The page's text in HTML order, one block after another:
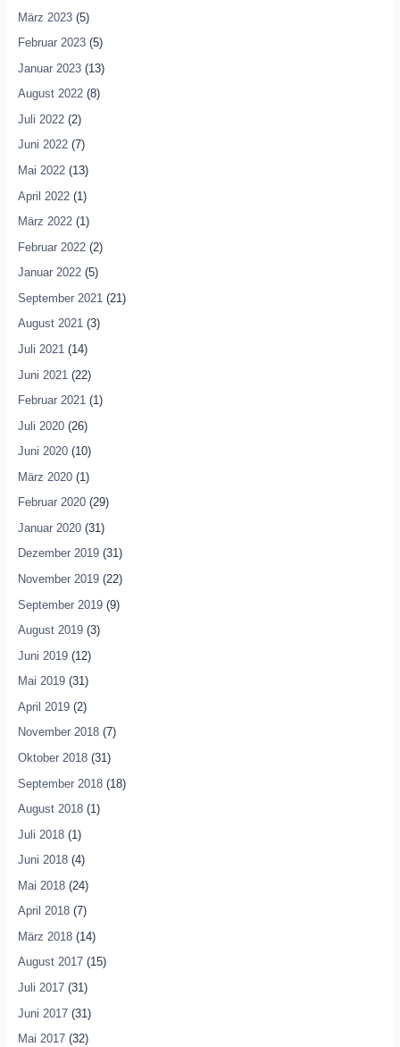
März 2023(5)
Februar 2023(5)
Januar 2023(13)
August 2022(8)
Juli 2022(2)
Juni 2022(7)
Mai 2022(13)
April 2022(1)
März 2022(1)
Februar 2022(2)
Januar 2022(5)
September 2021 (21)
August 2021(3)
Juli 2021 (14)
Juni 2021 (22)
Februar 2021(1)
Juli 2020(26)
Juni 2020(10)
März 2020(1)
Februar 2020(29)
Januar 2020(31)
Dezember 2019(31)
November 2019(22)
September 2019(9)
August 2019(3)
Juni 2019(12)
Mai 2019(31)
April 2019(2)
November 2018(7)
Oktober 2018(31)
September 2018(18)
August 2018(1)
Juli 2018(1)
Juni 2018(4)
Mai 2018(24)
April 2018(7)
März 2018(14)
August 2017(15)
Juli 2017(31)
Juni 2017(31)
Mai 2017(32)